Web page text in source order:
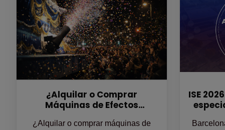
¿Alquilar o Comprar
Máquinas de Efectos
¿Alquilar o comprar máquinas de
ISE